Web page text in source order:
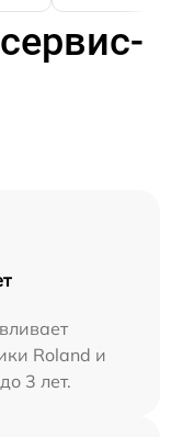
Roland и
3 лет.